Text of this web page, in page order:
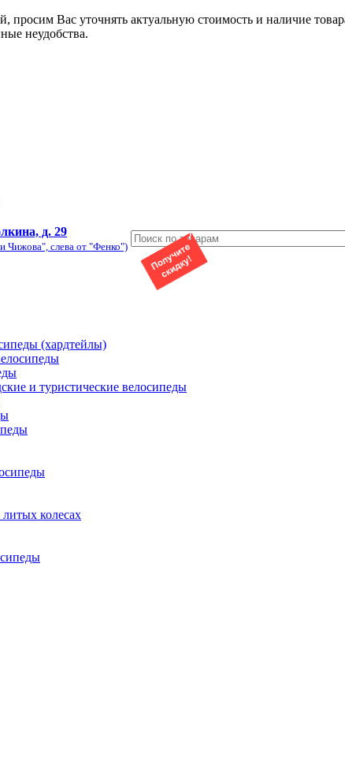
просим Вас уточнять актуальную стоимость и наличие
неудобства.
д. 29
Чижова", слева от "Фенко")
(хардтейлы)
и туристические велосипеды
колесах